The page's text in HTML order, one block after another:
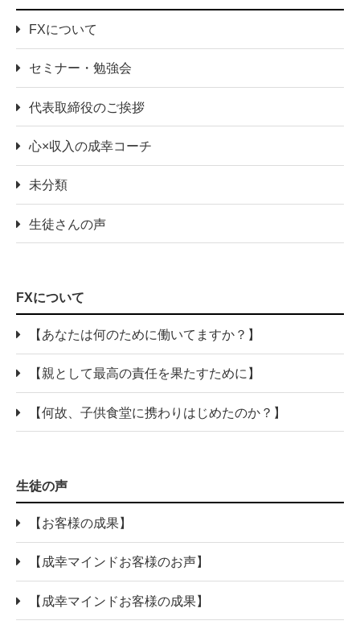
FXについて
セミナー・勉強会
代表取締役のご挨拶
心×収入の成幸コーチ
未分類
生徒さんの声
FXについて
【あなたは何のために働いてますか？】
【親として最高の責任を果たすために】
【何故、子供食堂に携わりはじめたのか？】
生徒の声
【お客様の成果】
【成幸マインドお客様のお声】
【成幸マインドお客様の成果】